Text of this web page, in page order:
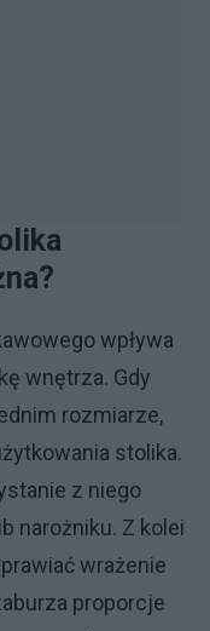
wpływa
wnętrza. Gdy
rozmiarze,
stolika.
z niego
narożniku. Z kolei
wrażenie
proporcje